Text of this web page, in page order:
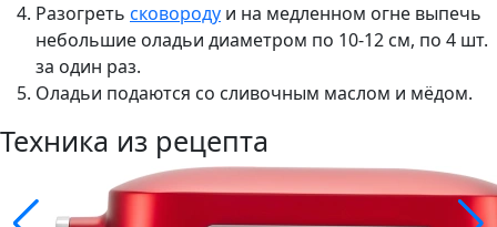
Разогреть сковороду и на медленном огне выпечь
небольшие оладьи диаметром по 10-12 см, по 4 шт.
за один раз.
Оладьи подаются со сливочным маслом и мёдом.
Техника из рецепта